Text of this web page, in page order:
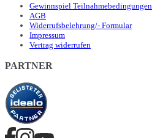
Gewinnspiel Teilnahmebedingungen
AGB
Widerrufsbelehrung/- Formular
Impressum
Vertrag widerrufen
PARTNER